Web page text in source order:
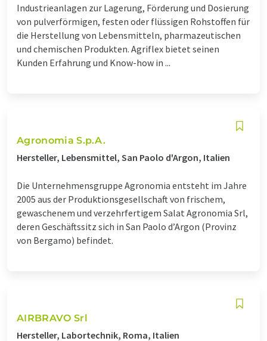
Industrieanlagen zur Lagerung, Förderung und Dosierung
von pulverförmigen, festen oder flüssigen Rohstoffen für
die Herstellung von Lebensmitteln, pharmazeutischen
und chemischen Produkten. Agriflex bietet seinen
Kunden Erfahrung und Know-how in ...
Agronomia S.p.A.
Hersteller, Lebensmittel, San Paolo d'Argon, Italien
Die Unternehmensgruppe Agronomia entsteht im Jahre
2005 aus der Produktionsgesellschaft von frischem,
gewaschenem und verzehrfertigem Salat Agronomia Srl,
deren Geschäftssitz sich in San Paolo d’Argon (Provinz
von Bergamo) befindet.
AIRBRAVO Srl
Hersteller, Labortechnik, Roma, Italien